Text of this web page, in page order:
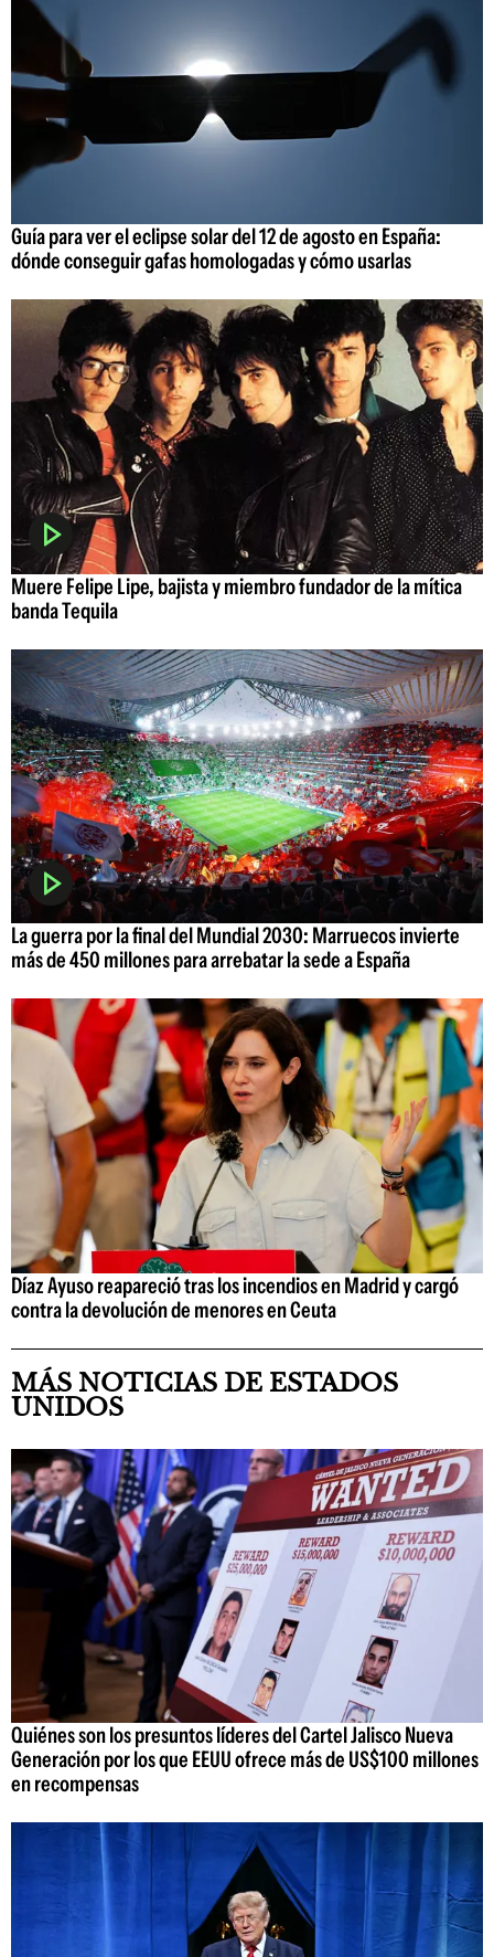
Guía para ver el eclipse solar del 12 de agosto en España:
dónde conseguir gafas homologadas y cómo usarlas
Muere Felipe Lipe, bajista y miembro fundador de la mítica
banda Tequila
La guerra por la final del Mundial 2030: Marruecos invierte
más de 450 millones para arrebatar la sede a España
Díaz Ayuso reapareció tras los incendios en Madrid y cargó
contra la devolución de menores en Ceuta
MÁS NOTICIAS DE ESTADOS
UNIDOS
Quiénes son los presuntos líderes del Cartel Jalisco Nueva
Generación por los que EEUU ofrece más de US$100 millones
en recompensas